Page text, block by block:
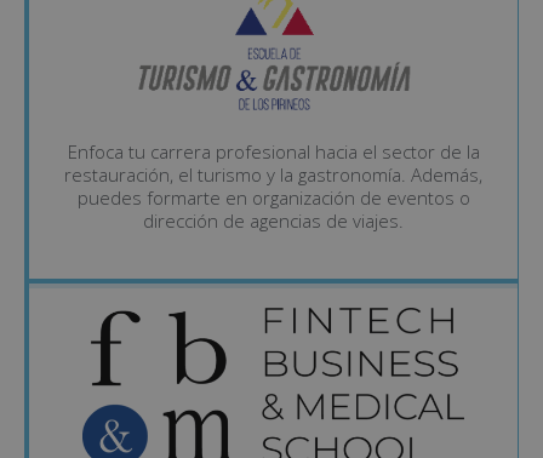
Enfoca tu carrera profesional hacia el sector de la
restauración, el turismo y la gastronomía. Además,
puedes formarte en organización de eventos o
dirección de agencias de viajes.